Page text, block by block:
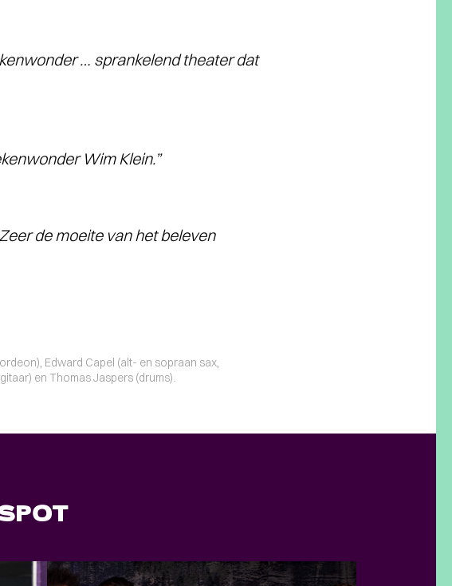
… sprankelend theater dat
Wim Klein.”
de moeite van het beleven
Edward Capel (alt- en sopraan sax,
en Thomas Jaspers (drums).